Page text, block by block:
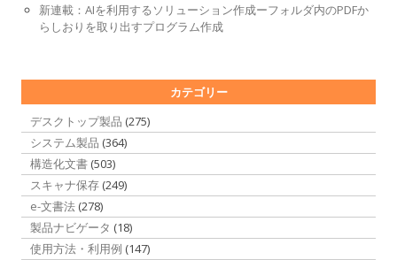
新連載：AIを利用するソリューション作成ーフォルダ内のPDFか
らしおりを取り出すプログラム作成
カテゴリー
デスクトップ製品 (275)
システム製品 (364)
構造化文書 (503)
スキャナ保存 (249)
e-文書法 (278)
製品ナビゲータ (18)
使用方法・利用例 (147)